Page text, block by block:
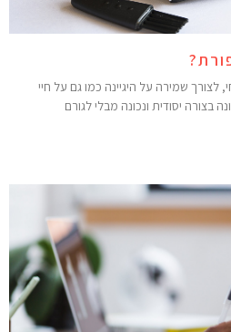
שמירה על היגיינה כמו גם על חיי
יסודית ונכונה מבלי לגורם